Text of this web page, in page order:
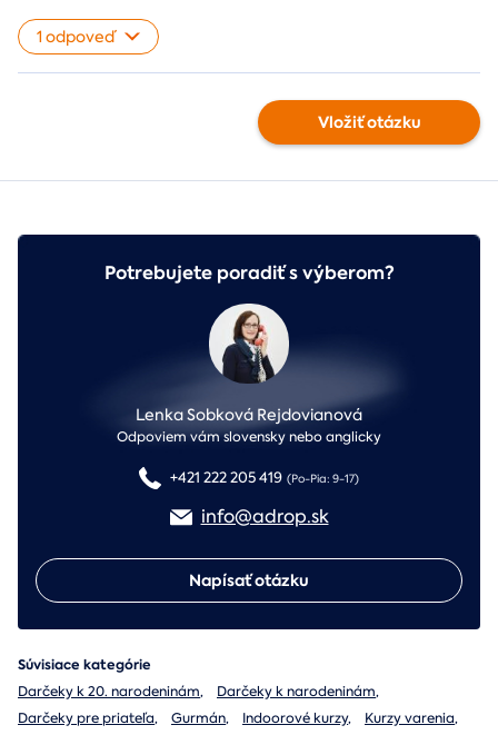
1 odpoveď
Vložiť otázku
Potrebujete poradiť s výberom?
Lenka Sobková Rejdovianová
Odpoviem vám slovensky nebo anglicky
+421 222 205 419 (Po-Pia: 9-17)
info@adrop.sk
Napísať otázku
Súvisiace kategórie
Darčeky k 20. narodeninám, Darčeky k narodeninám,
Darčeky pre priateľa, Gurmán, Indoorové kurzy, Kurzy varenia,